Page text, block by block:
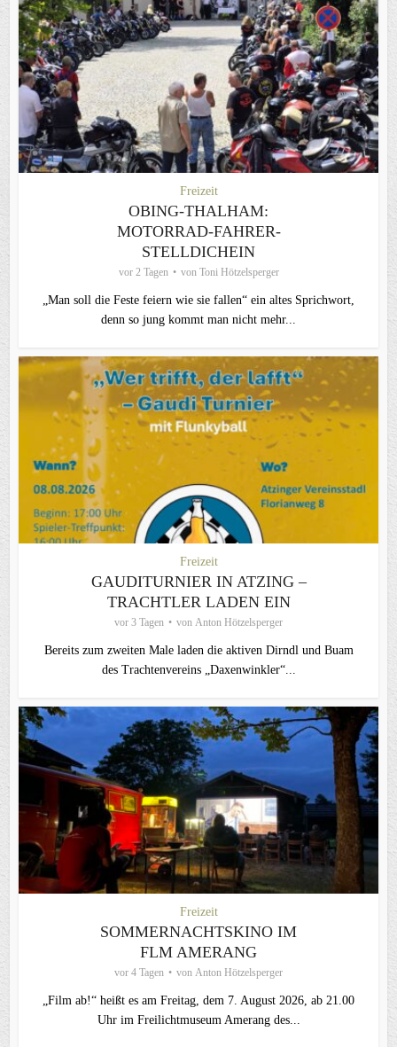
Freizeit
OBING-THALHAM:
MOTORRAD-FAHRER-
STELLDICHEIN
vor 2 Tagen von Toni Hötzelsperger
„Man soll die Feste feiern wie sie fallen“ ein altes Sprichwort,
denn so jung kommt man nicht mehr...
Freizeit
GAUDITURNIER IN ATZING –
TRACHTLER LADEN EIN
vor 3 Tagen von Anton Hötzelsperger
Bereits zum zweiten Male laden die aktiven Dirndl und Buam
des Trachtenvereins „Daxenwinkler“...
Freizeit
SOMMERNACHTSKINO IM
FLM AMERANG
vor 4 Tagen von Anton Hötzelsperger
„Film ab!“ heißt es am Freitag, dem 7. August 2026, ab 21.00
Uhr im Freilichtmuseum Amerang des...